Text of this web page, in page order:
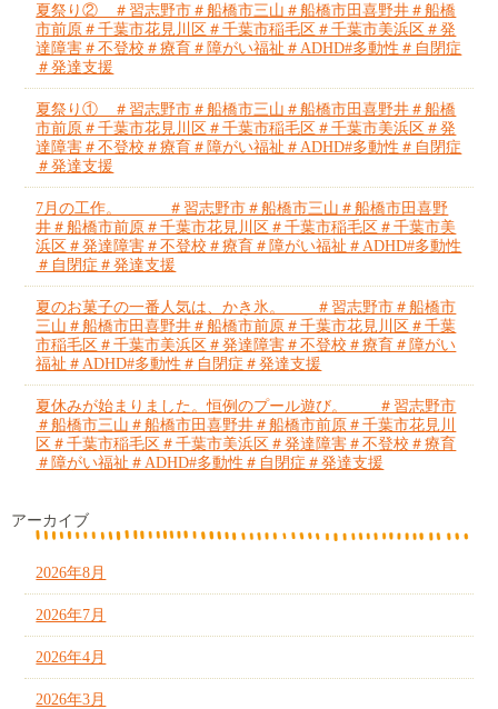
夏祭り② ＃習志野市＃船橋市三山＃船橋市田喜野井＃船橋
市前原＃千葉市花見川区＃千葉市稲毛区＃千葉市美浜区＃発
達障害＃不登校＃療育＃障がい福祉＃ADHD#多動性＃自閉症
＃発達支援
夏祭り① ＃習志野市＃船橋市三山＃船橋市田喜野井＃船橋
市前原＃千葉市花見川区＃千葉市稲毛区＃千葉市美浜区＃発
達障害＃不登校＃療育＃障がい福祉＃ADHD#多動性＃自閉症
＃発達支援
7月の工作。 ＃習志野市＃船橋市三山＃船橋市田喜野
井＃船橋市前原＃千葉市花見川区＃千葉市稲毛区＃千葉市美
浜区＃発達障害＃不登校＃療育＃障がい福祉＃ADHD#多動性
＃自閉症＃発達支援
夏のお菓子の一番人気は、かき氷。 ＃習志野市＃船橋市
三山＃船橋市田喜野井＃船橋市前原＃千葉市花見川区＃千葉
市稲毛区＃千葉市美浜区＃発達障害＃不登校＃療育＃障がい
福祉＃ADHD#多動性＃自閉症＃発達支援
夏休みが始まりました。恒例のプール遊び。 ＃習志野市
＃船橋市三山＃船橋市田喜野井＃船橋市前原＃千葉市花見川
区＃千葉市稲毛区＃千葉市美浜区＃発達障害＃不登校＃療育
＃障がい福祉＃ADHD#多動性＃自閉症＃発達支援
アーカイブ
2026年8月
2026年7月
2026年4月
2026年3月